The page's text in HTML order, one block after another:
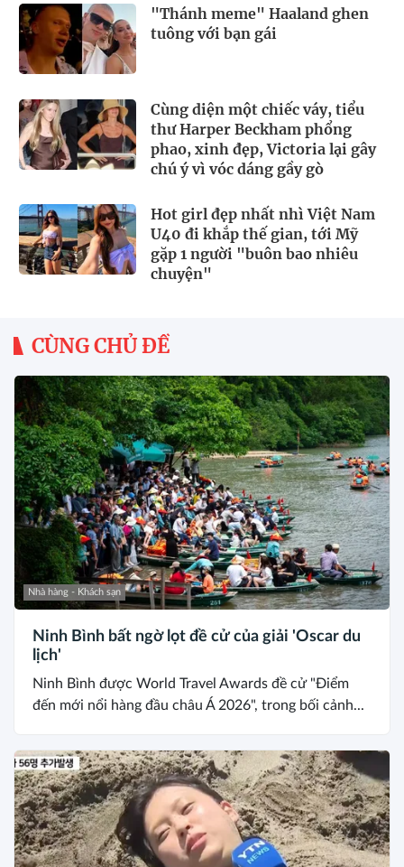
"Thánh meme" Haaland ghen
tuông với bạn gái
Cùng diện một chiếc váy, tiểu
thư Harper Beckham phổng
phao, xinh đẹp, Victoria lại gây
chú ý vì vóc dáng gầy gò
Hot girl đẹp nhất nhì Việt Nam
U40 đi khắp thế gian, tới Mỹ
gặp 1 người "buôn bao nhiêu
chuyện"
CÙNG CHỦ ĐỀ
Nhà hàng - Khách sạn
Ninh Bình bất ngờ lọt đề cử của giải 'Oscar du
lịch'
Ninh Bình được World Travel Awards đề cử "Điểm
đến mới nổi hàng đầu châu Á 2026", trong bối cảnh...